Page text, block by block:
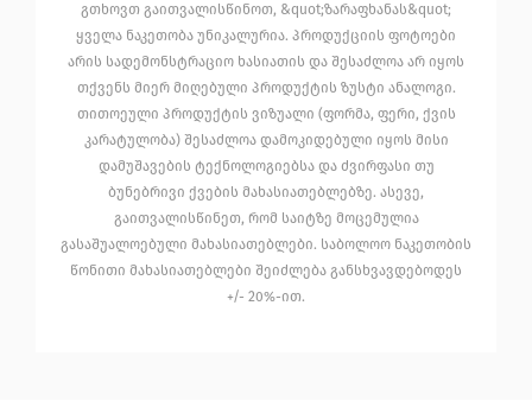
გთხოვთ გაითვალისწინოთ, &quot;ზარაფხანას&quot;
ყველა ნაკეთობა უნიკალურია. პროდუქციის ფოტოები
არის სადემონსტრაციო ხასიათის და შესაძლოა არ იყოს
თქვენს მიერ მიღებული პროდუქტის ზუსტი ანალოგი.
თითოეული პროდუქტის ვიზუალი (ფორმა, ფერი, ქვის
კარატულობა) შესაძლოა დამოკიდებული იყოს მისი
დამუშავების ტექნოლოგიებსა და ძვირფასი თუ
ბუნებრივი ქვების მახასიათებლებზე. ასევე,
გაითვალისწინეთ, რომ საიტზე მოცემულია
გასაშუალოებული მახასიათებლები. საბოლოო ნაკეთობის
წონითი მახასიათებლები შეიძლება განსხვავდებოდეს
+/- 20%-ით.